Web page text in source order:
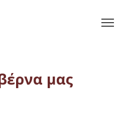
μας